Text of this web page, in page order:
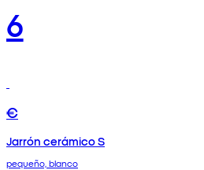
6
€
Jarrón cerámico S
pequeño, blanco